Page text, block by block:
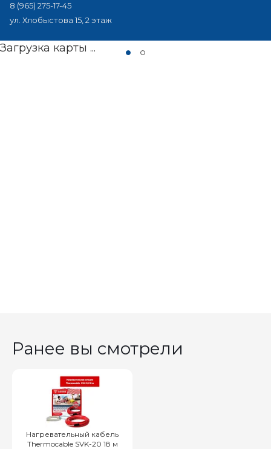
8 (965) 275-17-45
ул. Хлобыстова 15, 2 этаж
Загрузка карты ...
Ранее вы смотрели
Нагревательный кабель
Thermocable SVK-20 18 м